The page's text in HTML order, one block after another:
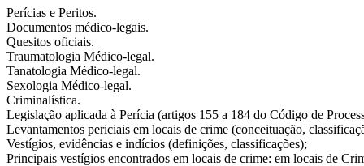
Perícias e Peritos.
Documentos médico-legais.
Quesitos oficiais.
Traumatologia Médico-legal.
Tanatologia Médico-legal.
Sexologia Médico-legal.
Criminalística.
Legislação aplicada à Perícia (artigos 155 a 184 do Código de
Levantamentos periciais em locais de crime (conceituação,
Vestígios, evidências e indícios (definições, classificações);
Principais vestígios encontrados em locais de crime: em locais de